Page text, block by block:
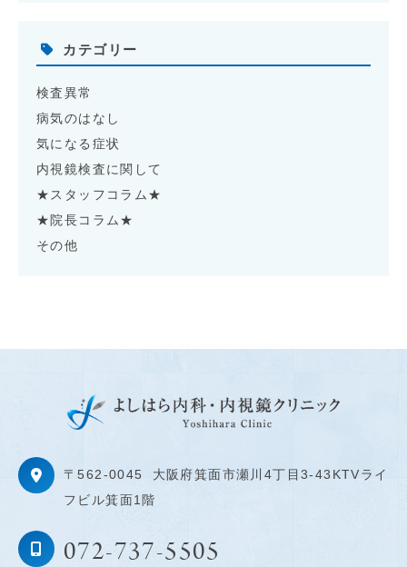
カテゴリー
検査異常
病気のはなし
気になる症状
内視鏡検査に関して
★スタッフコラム★
★院長コラム★
その他
〒562-0045
大阪府箕面市瀬川4丁目3-43KTVライ
フビル箕面1階
072-737-5505